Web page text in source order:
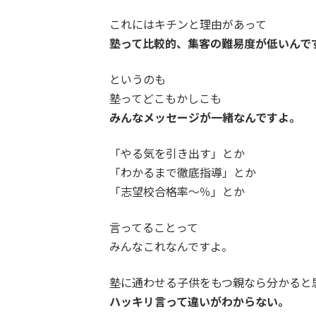
これにはキチンと理由があって
塾って比較的、集客の難易度が低いんで
というのも
塾ってどこもかしこも
みんなメッセージが一緒なんですよ。
「やる気を引き出す」とか
「わかるまで徹底指導」とか
「志望校合格率〜％」とか
言ってることって
みんなこれなんですよ。
塾に通わせる子供をもつ親なら分かると
ハッキリ言って違いがわからない。